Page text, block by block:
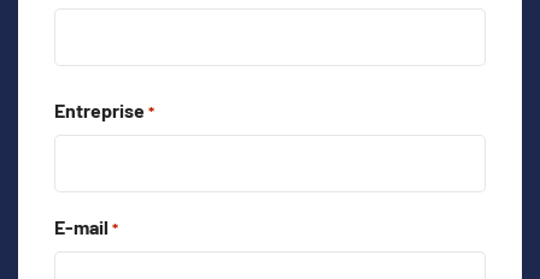
Entreprise *
E-mail *